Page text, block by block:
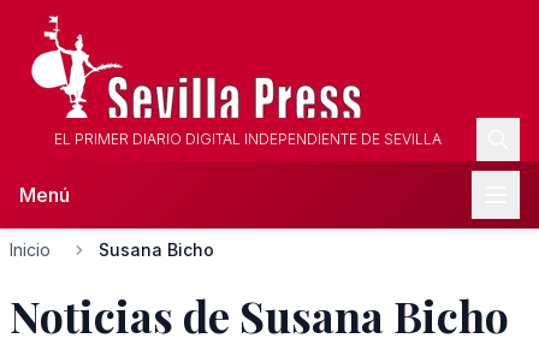
EL PRIMER DIARIO DIGITAL INDEPENDIENTE DE SEVILLA
Menú
Inicio Susana Bicho
Noticias de Susana Bicho